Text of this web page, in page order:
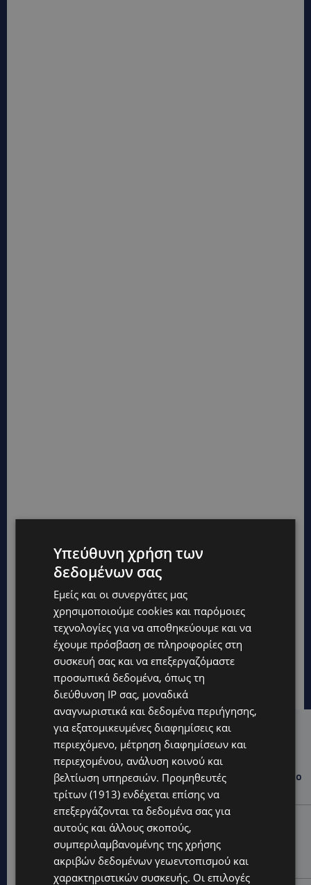
Hot this week
WORLD
ΦΩΤΙΑ ΣΤΟΝ ΒΟΛΟ: Στις φλόγες περιοχή πάνω από το
αρχαίο θέατρο Δημητριάδος
STORIES
ΜΑΝΩΛΗΣ ΕΜΜΑΝΟΥΗΛ: Η ιστορία της θρυλικής
Corner Pub που ξυπνά μνήμες δεκαετιών – Το
αφιέρωμα μετά τη φωτιά-(Φώτο)
Υπεύθυνη χρήση των
δεδομένων σας
Εμείς και οι συνεργάτες μας
χρησιμοποιούμε cookies και παρόμοιες
τεχνολογίες για να αποθηκεύουμε και να
έχουμε πρόσβαση σε πληροφορίες στη
συσκευή σας και να επεξεργαζόμαστε
προσωπικά δεδομένα, όπως τη
διεύθυνση IP σας, μοναδικά
αναγνωριστικά και δεδομένα περιήγησης,
για εξατομικευμένες διαφημίσεις και
περιεχόμενο, μέτρηση διαφημίσεων και
περιεχομένου, ανάλυση κοινού και
βελτίωση υπηρεσιών. Προμηθευτές
τρίτων (1913) ενδέχεται επίσης να
επεξεργάζονται τα δεδομένα σας για
αυτούς και άλλους σκοπούς,
συμπεριλαμβανομένης της χρήσης
ακριβών δεδομένων γεωεντοπισμού και
χαρακτηριστικών συσκευής. Οι επιλογές